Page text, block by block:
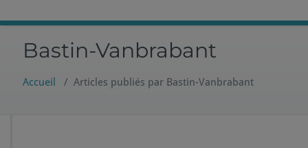
Bastin-Vanbrabant
Accueil / Articles publiés par Bastin-Vanbrabant